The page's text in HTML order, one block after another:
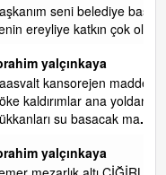
da görmek isteriz
da olacaktır
aralarında asvalt döke
kaldı bi yağmurda